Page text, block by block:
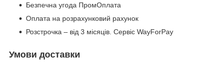
Безпечна угода ПромОплата
Оплата на розрахунковий рахунок
Розстрочка – від 3 місяців. Сервіс WayForPay
Умови доставки